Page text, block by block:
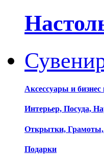
Аксессуары и бизнес
Интерьер, Посуда,
Открытки,
Подарки